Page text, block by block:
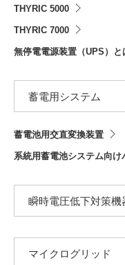
THYRIC 5000
THYRIC 7000
無停電電源装置（UPS）と
蓄電用システム
蓄電池用交直変換装置
系統用蓄電池システム向
瞬時電圧低下対策機
マイクログリッド